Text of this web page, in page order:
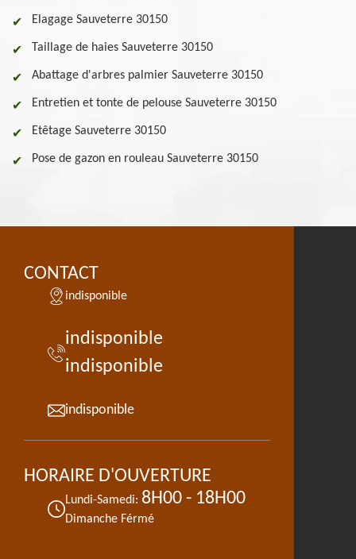
Elagage Sauveterre 30150
Taillage de haies Sauveterre 30150
Abattage d'arbres palmier Sauveterre 30150
Entretien et tonte de pelouse Sauveterre 30150
Etêtage Sauveterre 30150
Pose de gazon en rouleau Sauveterre 30150
CONTACT
indisponible
indisponible
indisponible
indisponible
HORAIRE D'OUVERTURE
Lundi-Samedi: 8H00 - 18H00
Dimanche Férmé